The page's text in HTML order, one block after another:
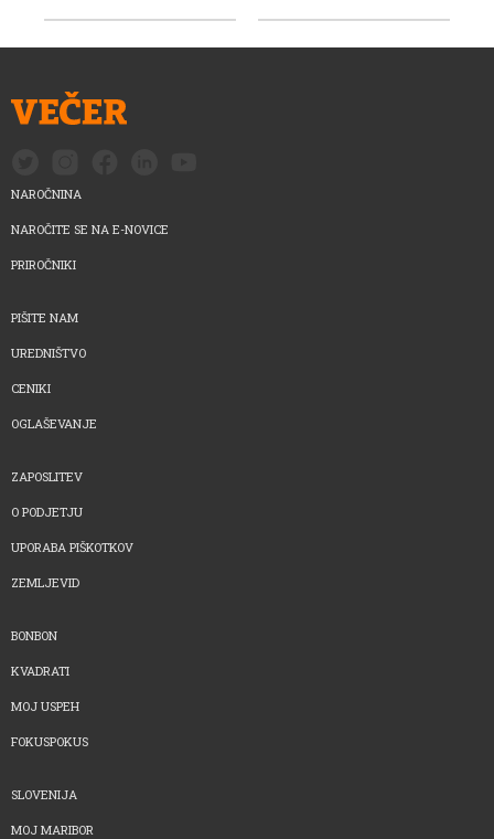
NAROČNINA
NAROČITE SE NA E-NOVICE
PRIROČNIKI
PIŠITE NAM
UREDNIŠTVO
CENIKI
OGLAŠEVANJE
ZAPOSLITEV
O PODJETJU
UPORABA PIŠKOTKOV
ZEMLJEVID
BONBON
KVADRATI
MOJ USPEH
FOKUSPOKUS
SLOVENIJA
MOJ MARIBOR